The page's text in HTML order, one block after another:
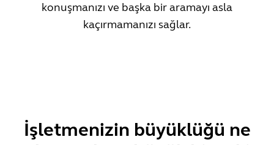
konuşmanızı ve başka bir aramayı asla
kaçırmamanızı sağlar.
İşletmenizin büyüklüğü ne